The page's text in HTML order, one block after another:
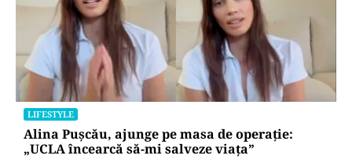
LIFESTYLE
Alina Pușcău, ajunge pe masa de operație:
„UCLA încearcă să-mi salveze viața”